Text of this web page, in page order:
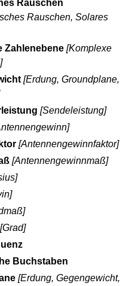
Rauschen
Rauschen, Solares
Zahlenebene [Komplexe
[Erdung, Groundplane,
[Sendeleistung]
[Antennengewinnfaktor]
[Antennengewinnmaß]
[Grad]
Buchstaben
[Erdung, Gegengewicht,